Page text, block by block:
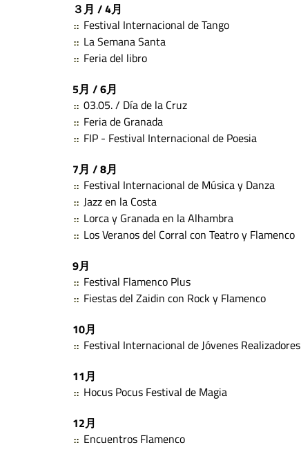
３月 / 4月
Festival Internacional de Tango
La Semana Santa
Feria del libro
5月 / 6月
03.05. / Día de la Cruz
Feria de Granada
FIP - Festival Internacional de Poesia
7月 / 8月
Festival Internacional de Música y Danza
Jazz en la Costa
Lorca y Granada en la Alhambra
Los Veranos del Corral con Teatro y Flamenco
9月
Festival Flamenco Plus
Fiestas del Zaidin con Rock y Flamenco
10月
Festival Internacional de Jóvenes Realizadores
11月
Hocus Pocus Festival de Magia
12月
Encuentros Flamenco